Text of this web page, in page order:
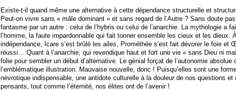
Existe-t-il quand même une alternative à cette dépendance structurelle et
Peut-on vivre sans « mâle dominant » et sans regard de l’Autre ? Sans doute
fantasme par un autre : celui de l’hybris ou celui de l’anarchie. La mythologie a
l’homme, la faute impardonnable qui fait tonner ensemble les cieux et les dieux.
indépendance, Icare s’est brûlé les ailes, Prométhée s’est fait dévorer le foie et
réussi… Quant à l’anarchie, qui revendique haut et fort une vie « sans Dieu ni
folie pour sembler un début d’alternative. Le génial forçat de l’autonomie
l’emblématique illustration. Mauvaise nouvelle, donc ! Puisqu’elles sont une
névrotique indispensable, une antidote culturelle à la douleur de nos questions et
pensants, tout comme l’éternité, nos élites ont de l’avenir !